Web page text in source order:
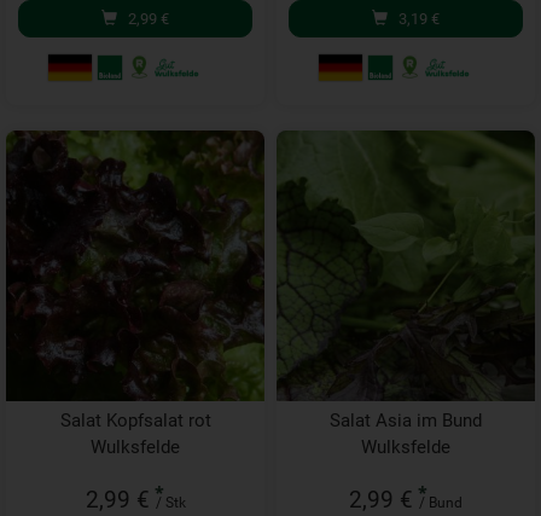
2,99 € 3,19 €
Salat Kopfsalat rot
Wulksfelde
2,99 € *
/ Stk
Salat Asia im Bund
Wulksfelde
2,99 € *
/ Bund